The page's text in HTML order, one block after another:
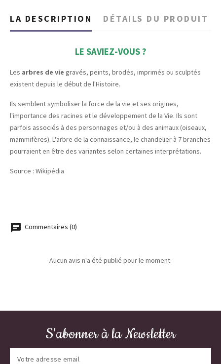
LA DESCRIPTION DÉTAILS DU PRODUIT
LE SAVIEZ-VOUS ?
Les arbres de vie gravés, peints, brodés, imprimés ou sculptés
existent depuis le début de l'Histoire.
Ils semblent symboliser la force de la vie et ses origines,
l'importance des racines et le développement de la Vie. Ils sont
parfois associés à des personnages et/ou à des animaux (oiseaux,
mammifères). L'arbre de la connaissance, le chandelier à 7 branches
pourraient en être des variantes selon certaines interprétations.
Source : Wikipédia
Commentaires (0)
Aucun avis n'a été publié pour le moment.
S'abonner à la Newsletter